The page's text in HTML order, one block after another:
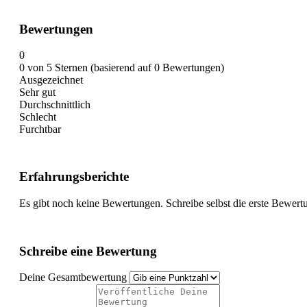
Bewertungen
0
0 von 5 Sternen (basierend auf 0 Bewertungen)
Ausgezeichnet
Sehr gut
Durchschnittlich
Schlecht
Furchtbar
Erfahrungsberichte
Es gibt noch keine Bewertungen. Schreibe selbst die erste
Schreibe eine Bewertung
Deine Gesamtbewertung